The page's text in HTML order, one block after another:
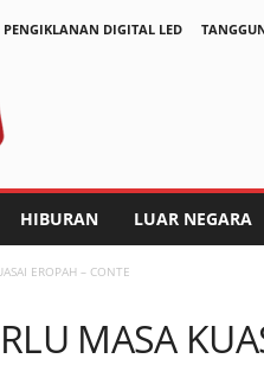
PENGIKLANAN DIGITAL LED
HIBURAN LUAR NEGARA
EROPAH – CONTE
MASA